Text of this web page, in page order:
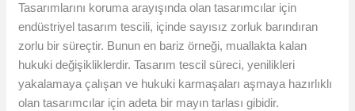
Tasarımlarını koruma arayışında olan tasarımcılar için
endüstriyel tasarım tescili, içinde sayısız zorluk barındıran
zorlu bir süreçtir. Bunun en bariz örneği, muallakta kalan
hukuki değişikliklerdir. Tasarım tescil süreci, yenilikleri
yakalamaya çalışan ve hukuki karmaşaları aşmaya hazırlıklı
olan tasarımcılar için adeta bir mayın tarlası gibidir.